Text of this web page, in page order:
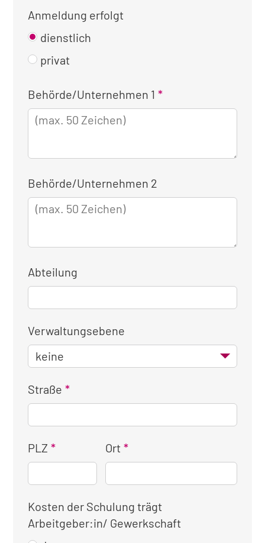
Anmeldung erfolgt
dienstlich
privat
Kontaktinformationen
für
die
Behörde/Unternehmen 1
Behörde/Unternehmen 2
Abteilung
Verwaltungsebene
Straße
PLZ Ort
Kosten der Schulung trägt
Arbeitgeber:in/ Gewerkschaft